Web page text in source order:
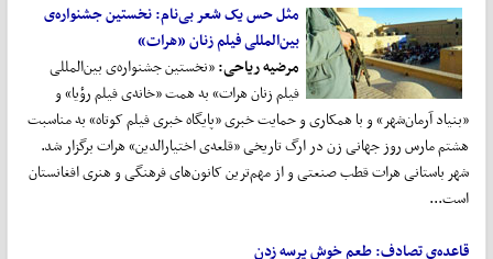
مثل حس یک شعر بینام:نخستین جشنواره‌ی
بینالمللی فیلم زنان «هرات»
مرضیه ریاحی:«نخستین جشنواره‌ی بین‌المللی
فیلم زنان هرات» به همت «خانه‌ی فیلم رؤیا» و
«بنیاد آرمان‌شهر» و با همکاری و حمایت خبری «پایگاه خبری فیلم کوتاه» به مناسبت
هشتم مارس روز جهانی زن در ارگ تاریخی «قلعه‌ی اختیارالدین» هرات برگزار شد.
شهر باستانی هرات قطب صنعتی و از مهم‌ترین کانون‌های فرهنگی و هنری افغانستان
است...
قاعده‌ی تصادف:طعم خوش پرسه زدن